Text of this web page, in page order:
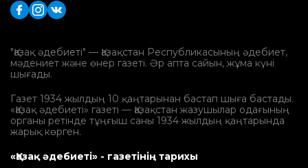
"Қазақ әдебиеті" — Қазақстан Республикасының әдебиет,
мәдениет және өнер газеті. Әр апта сайын, жұма күні
шығады.
Газет 1934 жылдың 10 қаңтарынан бастап шыға бастады.
«Қазақ әдебиеті» газеті — Қазақстан жазушылар одағының
органы ретінде тұңғыш саны 1934 жылдың қаңтарында
жарық көрген.
«Қазақ әдебиеті» - газетінің тарихы